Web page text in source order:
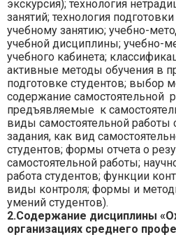
экскурсия); технология
занятий; технология
учебному занятию; учебно-
учебной дисциплины; учебно-
учебного кабинета;
активные методы обучения в
подготовке студентов; выбор
содержание самостоятельной
предъявляемые к
виды самостоятельной работы
задания, как вид
студентов; формы отчета о
самостоятельной работы;
работа студентов; функции
виды контроля; формы и
умений студентов).
2.Содержание дисциплины
организациях среднего